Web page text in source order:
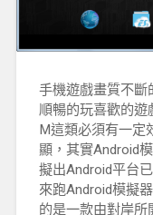
手機遊戲畫質不斷
順暢的玩喜歡的遊
M這類必須有一定
顯，其實Android
擬出Android平台
來跑Android模擬
的是一款由對岸所